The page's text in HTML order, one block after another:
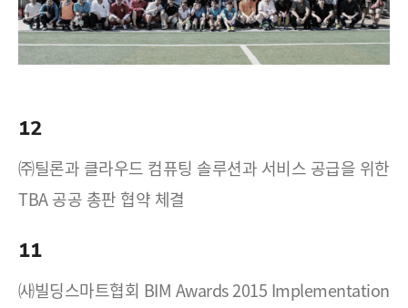
12
㈜틸론과 클라우드 컴퓨팅 솔루션과 서비스 공급을 위한
TBA 공공 총판 협약 체결
11
㈔빌딩스마트협회 BIM Awards 2015 Implementation